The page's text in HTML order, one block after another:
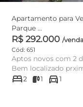
Apartamento para
Parque ...
R$ 292.000 /venda
Cód: 651
Aptos novos com 2
Bem localizado
unidades disponvel....
bed2 1 directions_car1